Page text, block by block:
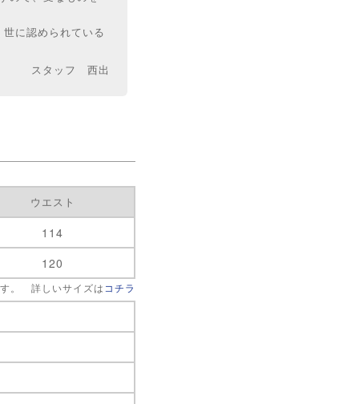
に認められている
スタッフ 西出
ウエスト
114
120
。 詳しいサイズは コチラ